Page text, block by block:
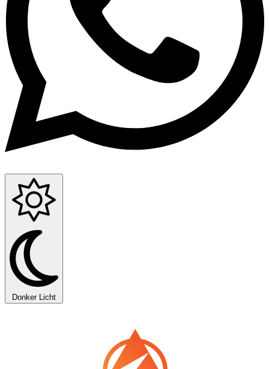
Donker Licht